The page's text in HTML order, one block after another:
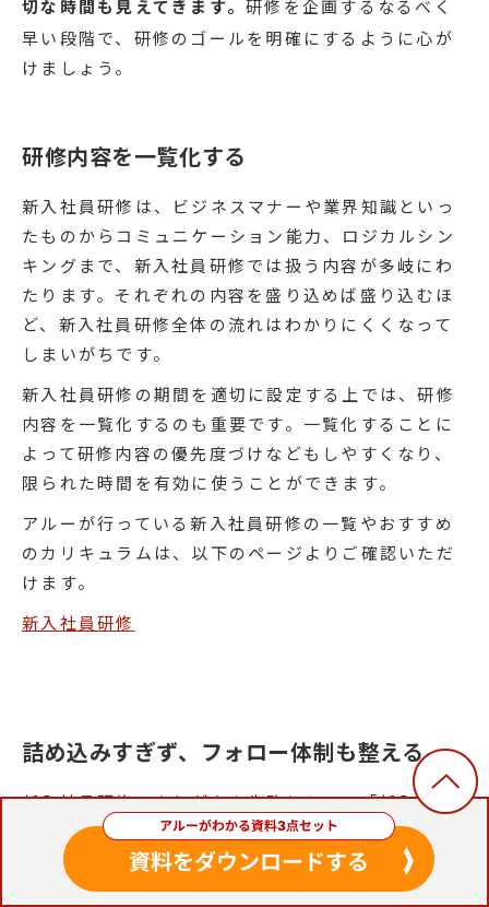
切な時間も見えてきます。 研修を企画するなるべく
早い段階で、研修のゴールを明確にするように心が
けましょう。
研修内容を一覧化する
新入社員研修は、ビジネスマナーや業界知識といっ
たものからコミュニケーション能力、ロジカルシン
キングまで、新入社員研修では扱う内容が多岐にわ
たります。それぞれの内容を盛り込めば盛り込むほ
ど、新入社員研修全体の流れはわかりにくくなって
しまいがちです。
新入社員研修の期間を適切に設定する上では、研修
内容を一覧化するのも重要です。一覧化することに
よって研修内容の優先度づけなどもしやすくなり、
限られた時間を有効に使うことができます。
アルーが行っている新入社員研修の一覧やおすすめ
のカリキュラムは、以下のページよりご確認いただ
けます。
新入社員研修
詰め込みすぎず、フォロー体制も整える
新入社員研修でありがちな失敗として、「新入社員
に覚えてほしい内容を詰め込みすぎてしまった」と
いうものが挙げられます。新入社員のキャパシティ
を大幅に超えるような内容を詰め込んでしまうと、